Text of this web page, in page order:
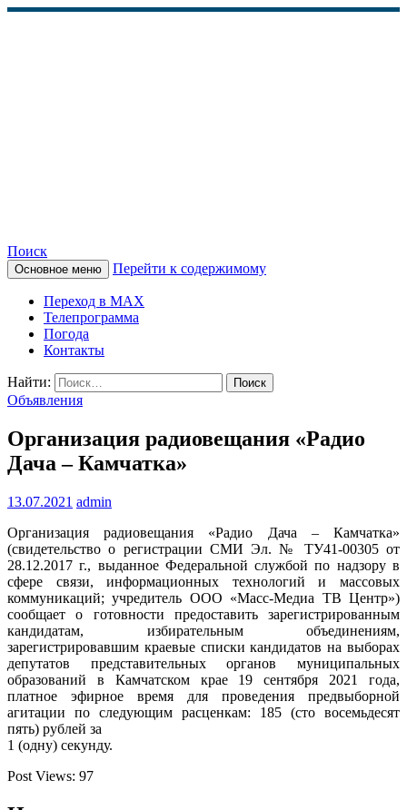
КАМЧАТСКОЕ
ИНФОРМАЦИОННОЕ
АГЕНТСТВО (КИА
«ВЕСТИ»)
Поиск
Основное меню Перейти к содержимому
Переход в MAX
Телепрограмма
Погода
Контакты
Найти:
Объявления
Организация радиовещания «Радио
Дача – Камчатка»
13.07.2021 admin
Организация радиовещания «Радио Дача – Камчатка»
(свидетельство о регистрации СМИ Эл. № ТУ41-00305 от
28.12.2017 г., выданное Федеральной службой по надзору в
сфере связи, информационных технологий и массовых
коммуникаций; учредитель ООО «Масс-Медиа ТВ Центр»)
сообщает о готовности предоставить зарегистрированным
кандидатам, избирательным объединениям,
зарегистрировавшим краевые списки кандидатов на выборах
депутатов представительных органов муниципальных
образований в Камчатском крае 19 сентября 2021 года,
платное эфирное время для проведения предвыборной
агитации по следующим расценкам: 185 (сто восемьдесят
пять) рублей за
1 (одну) секунду.
Post Views: 97